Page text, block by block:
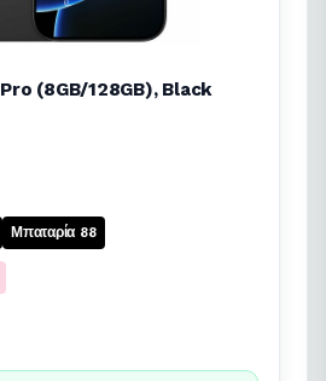
(8GB/128GB), Black
Μπαταρία 88